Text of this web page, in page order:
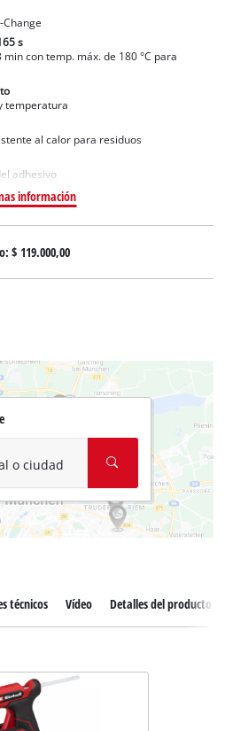
s
con temp. máx. de 180 °C para
temperatura
al calor para residuos
adhesivo
información
$ 119.000,00
o ciudad
técnicos Vídeo Detalles del producto